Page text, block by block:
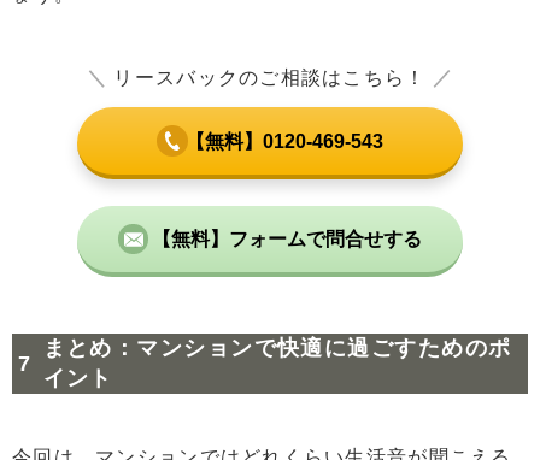
＼ リースバックのご相談はこちら！ ／
【無料】0120-469-543
【無料】フォームで問合せする
まとめ：マンションで快適に過ごすためのポ
イント